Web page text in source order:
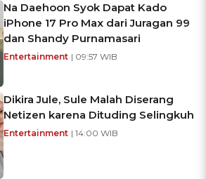
Na Daehoon Syok Dapat Kado
iPhone 17 Pro Max dari Juragan 99
dan Shandy Purnamasari
Entertainment | 09:57 WIB
Dikira Jule, Sule Malah Diserang
Netizen karena Dituding Selingkuh
Entertainment | 14:00 WIB